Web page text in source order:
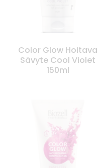
Color Glow Hoitava
Sävyte Cool Violet
150ml